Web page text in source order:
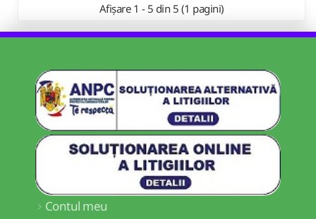
Afișare 1 - 5 din 5 (1 pagini)
Contul meu